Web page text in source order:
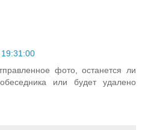
фото, останется ли
или будет удалено